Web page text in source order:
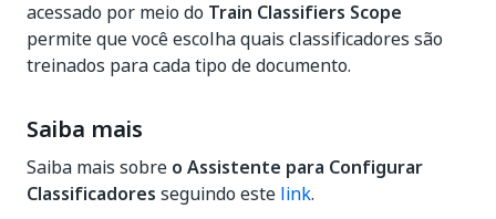
acessado por meio do Train Classifiers Scope
permite que você escolha quais classificadores são
treinados para cada tipo de documento.
Saiba mais
Saiba mais sobre o Assistente para Configurar
Classificadores seguindo este link.